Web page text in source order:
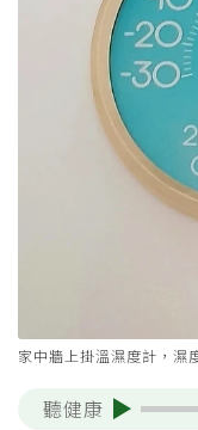
家中牆上掛溫濕度計，濕
聽健康